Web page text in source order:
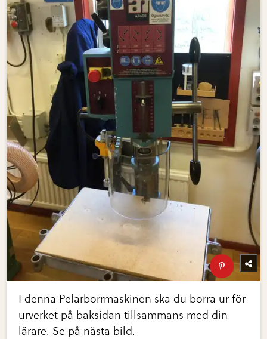
I denna Pelarborrmaskinen ska du borra ur för
urverket på baksidan tillsammans med din
lärare. Se på nästa bild.